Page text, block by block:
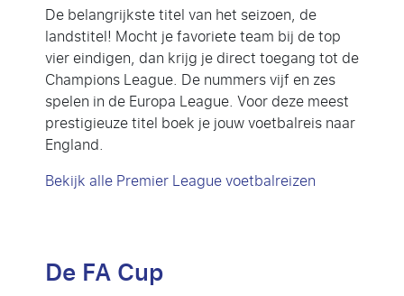
De belangrijkste titel van het seizoen, de
landstitel! Mocht je favoriete team bij de top
vier eindigen, dan krijg je direct toegang tot de
Champions League. De nummers vijf en zes
spelen in de Europa League. Voor deze meest
prestigieuze titel boek je jouw voetbalreis naar
England.
Bekijk alle Premier League voetbalreizen
De FA Cup